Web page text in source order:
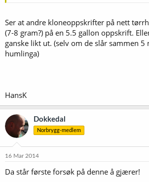
stod i mailen... :bank2:
400 gram Amarillo tørrhumle
Ser at andre kloneoppskrifter på nett
(7-8 gram?) på en 5.5 gallon oppskrift.
ganske likt ut. (selv om de slår sammen
humlinga)
HansK
Dokkedal
Norbrygg-medlem
16 Mar 2014
Da står første forsøk på denne å gjærer!